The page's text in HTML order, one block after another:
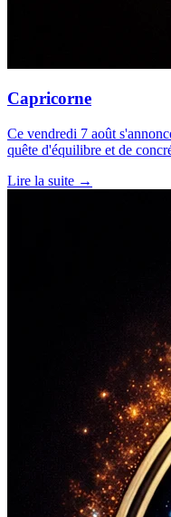
Capricorne
Ce vendredi 7 août
quête d'équilibre et de
Lire la suite →